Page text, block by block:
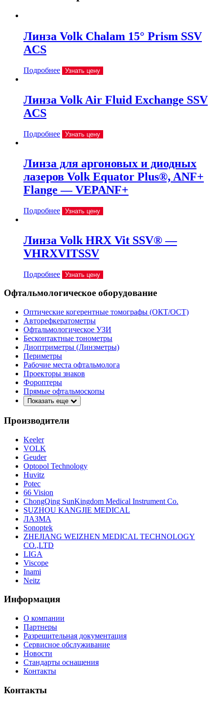
Линза Volk Chalam 15° Prism SSV
ACS
Подробнее Узнать цену
Линза Volk Air Fluid Exchange SSV
ACS
Подробнее Узнать цену
Линза для аргоновых и диодных
лазеров Volk Equator Plus®, ANF+
Flange — VEPANF+
Подробнее Узнать цену
Линза Volk HRX Vit SSV® —
VHRXVITSSV
Подробнее Узнать цену
Офтальмологическое оборудование
Оптические когерентные томографы (ОКТ/ОСТ)
Авторефкератометры
Офтальмологическое УЗИ
Бесконтактные тонометры
Диоптриметры (Линзметры)
Периметры
Рабочие места офтальмолога
Проекторы знаков
Фороптеры
Прямые офтальмоскопы
Показать еще
Производители
Keeler
VOLK
Geuder
Optopol Technology
Huvitz
Potec
66 Vision
ChongQing SunKingdom Medical Instrument Co.
SUZHOU KANGJIE MEDICAL
ЛАЗМА
Sonoptek
ZHEJIANG WEIZHEN MEDICAL TECHNOLOGY
CO.,LTD
LIGA
Viscope
Inami
Neitz
Информация
О компании
Партнеры
Разрешительная документация
Сервисное обслуживание
Новости
Стандарты оснащения
Контакты
Контакты